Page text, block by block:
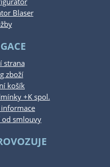
Blaser
strana
zboží
košík
+K spol.
smlouvy